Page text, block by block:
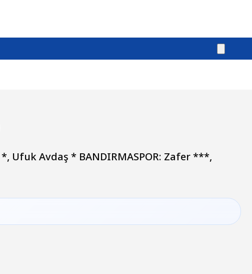
*, Ufuk Avdaş * BANDIRMASPOR: Zafer ***,